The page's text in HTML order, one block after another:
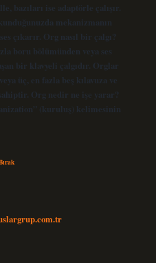
bazıları ise adaptörle çalışır.
mekanizmanın
çıkarır. Org nasıl bir çalgı?
boru bölümünden veya ses
bir klavyeli çalgıdır. Orglar
üç, en fazla beş kılavuza ve
Org nedir ne işe yarar?
(kuruluş) kelimesinin